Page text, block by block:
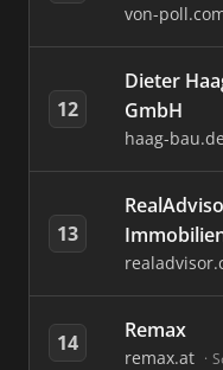
von-
12
Dieter
GmbH
haag-bau.de
13
14 Remax
remax.at